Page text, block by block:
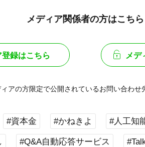
メディア関係者の方はこちら
録はこちら メデ
アの方限定で公開されているお問い合わせ
#資本金 #かねきよ #人工知
#Q&A自動応答サービス